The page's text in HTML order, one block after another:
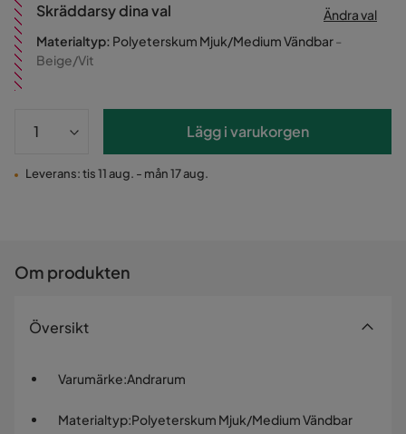
Skräddarsy dina val
Ändra val
Materialtyp: Polyeterskum Mjuk/Medium Vändbar-
Beige/Vit
Lägg i varukorgen
Leverans: tis 11 aug. - mån 17 aug.
Om produkten
Översikt
Varumärke:Andrarum
Materialtyp:Polyeterskum Mjuk/Medium Vändbar